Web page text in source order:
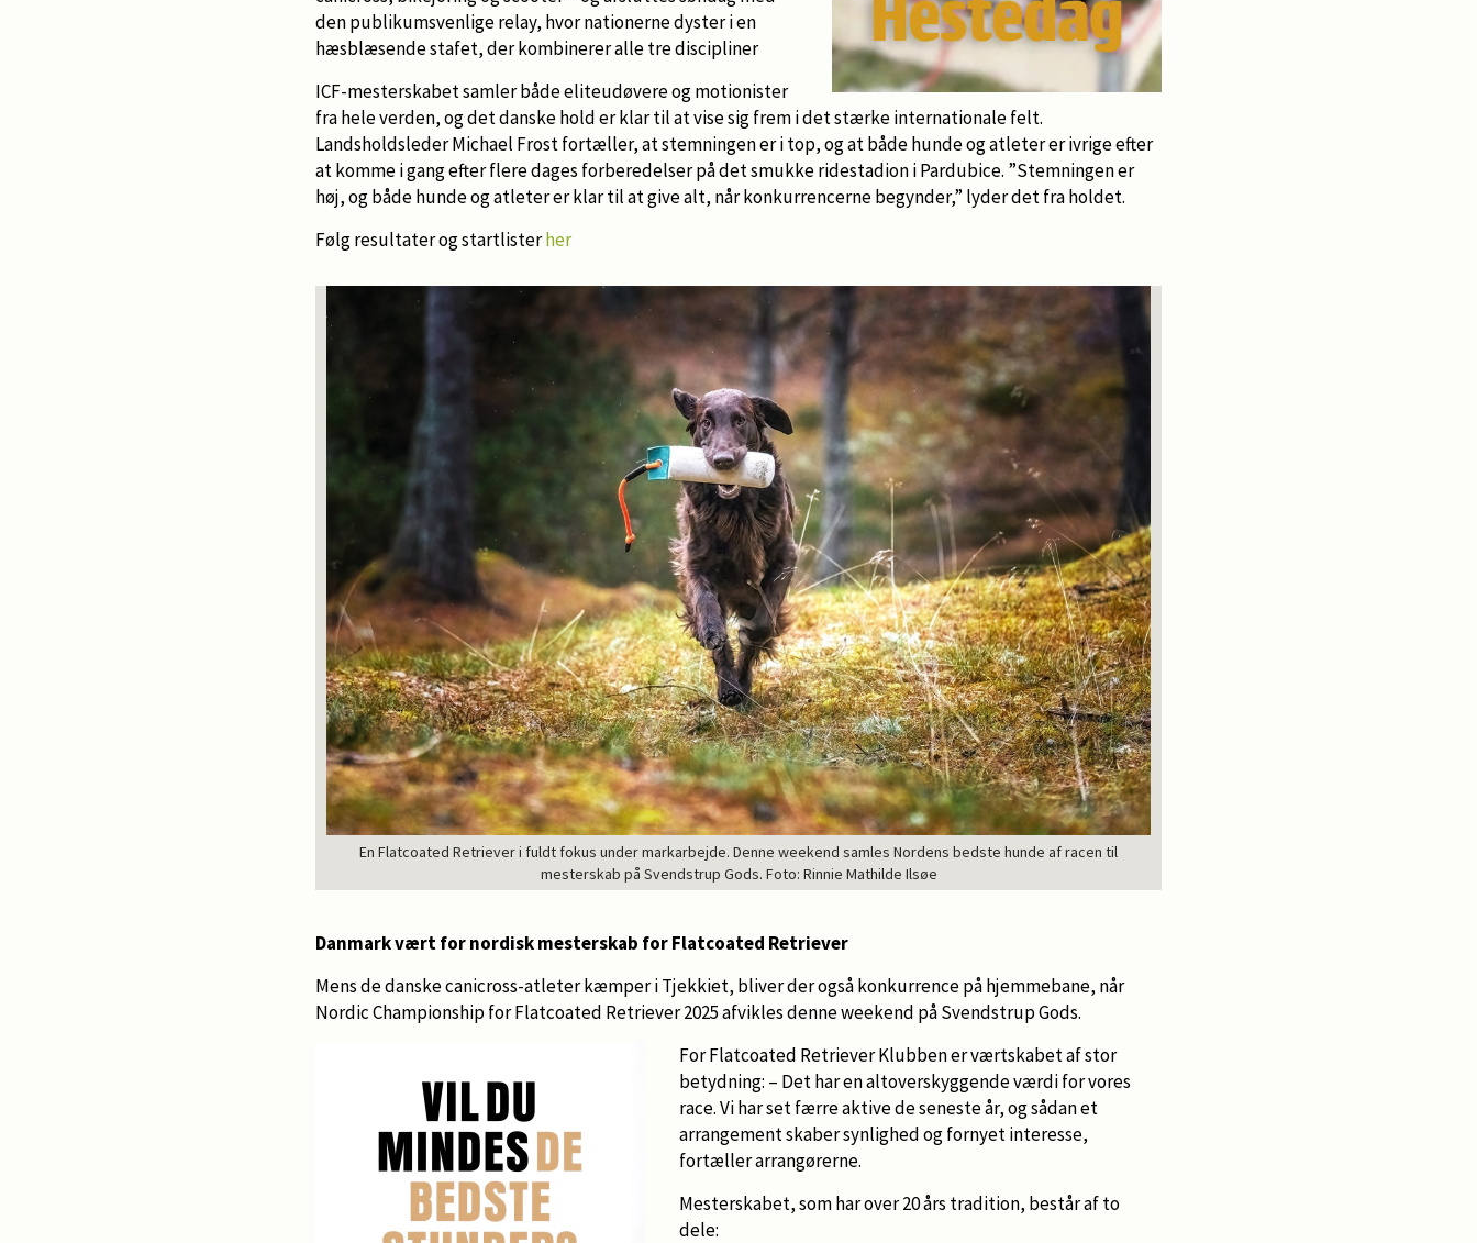
den publikumsvenlige relay, hvor nationerne dyster i en
hæsblæsende stafet, der kombinerer alle tre discipliner
ICF-mesterskabet samler både eliteudøvere og motionister
fra hele verden, og det danske hold er klar til at vise sig frem i det stærke internationale felt.
Landsholdsleder Michael Frost fortæller, at stemningen er i top, og at både hunde og atleter er ivrige efter
at komme i gang efter flere dages forberedelser på det smukke ridestadion i Pardubice. ”Stemningen er
høj, og både hunde og atleter er klar til at give alt, når konkurrencerne begynder,” lyder det fra holdet.
Følg resultater og startlisterher
En Flatcoated Retriever i fuldt fokus under markarbejde. Denne weekend samles Nordens bedste hunde af racen til
mesterskab på Svendstrup Gods. Foto: Rinnie Mathilde Ilsøe
Danmark vært for nordisk mesterskab for Flatcoated Retriever
Mens de danske canicross-atleter kæmper i Tjekkiet, bliver der også konkurrence på hjemmebane, når
Nordic Championship for Flatcoated Retriever 2025 afvikles denne weekend på Svendstrup Gods.
For Flatcoated Retriever Klubben er værtskabet af stor
betydning: – Det har en altoverskyggende værdi for vores
race. Vi har set færre aktive de seneste år, og sådan et
arrangement skaber synlighed og fornyet interesse,
fortæller arrangørerne.
Mesterskabet, som har over 20 års tradition, består af to
dele: